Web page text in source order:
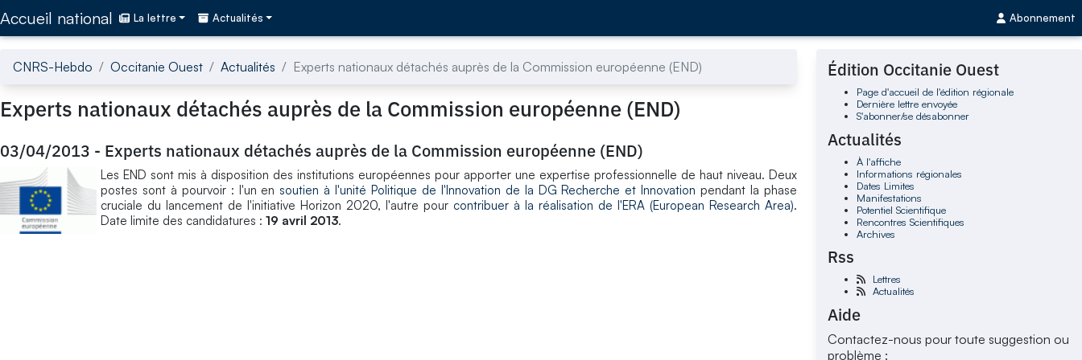
Accueil national La lettre Actualités Abonnement
CNRS-Hebdo Occitanie Ouest Actualités Experts nationaux détachés auprès de la Commission européenne (END)
Experts nationaux détachés auprès de la Commission européenne (END)
03/04/2013 - Experts nationaux détachés auprès de la Commission européenne (END)
Les END sont mis à disposition des institutions européennes pour apporter une expertise professionnelle de haut niveau. Deux
postes sont à pourvoir : l'un en soutien à l'unité Politique de l'Innovation de la DG Recherche et Innovationpendant la phase
cruciale du lancement de l'initiative Horizon 2020, l'autre pour contribuer à la réalisation de l'ERA (European Research Area).
Date limite des candidatures : 19 avril 2013.
Édition Occitanie Ouest
Page d'accueil de l'édition régionale
Dernière lettre envoyée
S'abonner/se désabonner
Actualités
À l'affiche
Informations régionales
Dates Limites
Manifestations
Potentiel Scientifique
Rencontres Scientifiques
Archives
Rss
Lettres
Actualités
Aide
Contactez-nous pour toute suggestion ou
problème :